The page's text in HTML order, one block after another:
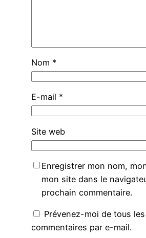
Nom *
E-mail *
Site web
Enregistrer mon nom,
mon site dans le
prochain commentaire.
Prévenez-moi de tous
commentaires par e-mail.